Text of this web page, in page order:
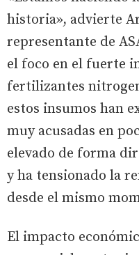
historia», advierte
representante de
el foco en el fuerte
fertilizantes
estos insumos han
muy acusadas en
elevado de forma
y ha tensionado la
desde el mismo
El impacto